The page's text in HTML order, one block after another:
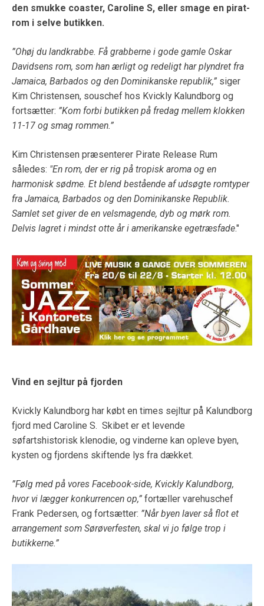
den smukke coaster, Caroline S, eller smage en pirat-
rom i selve butikken.
”Ohøj du landkrabbe. Få grabberne i gode gamle Oskar
Davidsens rom, som han ærligt og redeligt har plyndret fra
Jamaica, Barbados og den Dominikanske republik,” siger
Kim Christensen, souschef hos Kvickly Kalundborg og
fortsætter: ”Kom forbi butikken på fredag mellem klokken
11-17 og smag rommen.”
Kim Christensen præsenterer Pirate Release Rum
således: "En rom, der er rig på tropisk aroma og en
harmonisk sødme. Et blend bestående af udsøgte romtyper
fra Jamaica, Barbados og den Dominikanske Republik.
Samlet set giver de en velsmagende, dyb og mørk rom.
Delvis lagret i mindst otte år i amerikanske egetræsfade."
Vind en sejltur på fjorden
Kvickly Kalundborg har købt en times sejltur på Kalundborg
fjord med Caroline S. Skibet er et levende
søfartshistorisk klenodie, og vinderne kan opleve byen,
kysten og fjordens skiftende lys fra dækket.
”Følg med på vores Facebook-side, Kvickly Kalundborg,
hvor vi lægger konkurrencen op,” fortæller varehuschef
Frank Pedersen, og fortsætter: ”Når byen laver så flot et
arrangement som Sørøverfesten, skal vi jo følge trop i
butikkerne.”